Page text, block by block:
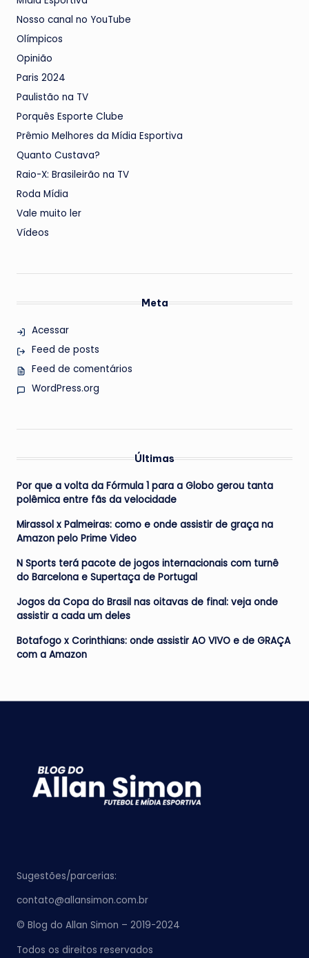
Nosso canal no YouTube
Olímpicos
Opinião
Paris 2024
Paulistão na TV
Porquês Esporte Clube
Prêmio Melhores da Mídia Esportiva
Quanto Custava?
Raio-X: Brasileirão na TV
Roda Mídia
Vale muito ler
Vídeos
Meta
Acessar
Feed de posts
Feed de comentários
WordPress.org
Últimas
Por que a volta da Fórmula 1 para a Globo gerou tanta
polêmica entre fãs da velocidade
Mirassol x Palmeiras: como e onde assistir de graça na
Amazon pelo Prime Video
N Sports terá pacote de jogos internacionais com turnê
do Barcelona e Supertaça de Portugal
Jogos da Copa do Brasil nas oitavas de final: veja onde
assistir a cada um deles
Botafogo x Corinthians: onde assistir AO VIVO e de GRAÇA
com a Amazon
Sugestões/parcerias:
contato@allansimon.com.br
© Blog do Allan Simon – 2019-2024
Todos os direitos reservados